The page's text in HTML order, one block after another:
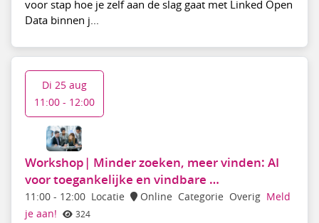
voor stap hoe je zelf aan de slag gaat met Linked Open
Data binnen j...
Workshop| Minder zoeken, meer vinden: AI
voor toegankelijke en vindbare …
11:00- 12:00 Locatie Online Categorie Overig Meld
je aan!
324
Di 25 aug
11:00 - 12:00